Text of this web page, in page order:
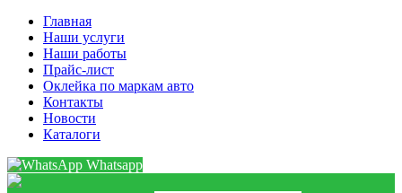
Главная
Наши услуги
Наши работы
Прайс-лист
Оклейка по маркам авто
Контакты
Новости
Каталоги
Whatsapp